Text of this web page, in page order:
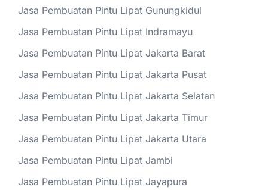
Jasa Pembuatan Pintu Lipat Gunungkidul
Jasa Pembuatan Pintu Lipat Indramayu
Jasa Pembuatan Pintu Lipat Jakarta Barat
Jasa Pembuatan Pintu Lipat Jakarta Pusat
Jasa Pembuatan Pintu Lipat Jakarta Selatan
Jasa Pembuatan Pintu Lipat Jakarta Timur
Jasa Pembuatan Pintu Lipat Jakarta Utara
Jasa Pembuatan Pintu Lipat Jambi
Jasa Pembuatan Pintu Lipat Jayapura